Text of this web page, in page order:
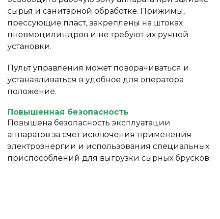
сырья и санитарной обработке. Прижимы,
прессующие пласт, закреплены на штоках
пневмоцилиндров и не требуют их ручной
установки.
Пульт управления может поворачиваться и
устанавливаться в удобное для оператора
положение.
Повышенная безопасность
Повышена безопасность эксплуатации
аппаратов за счет исключения применения
электроэнергии и использования специальных
приспособлений для выгрузки сырных брусков.